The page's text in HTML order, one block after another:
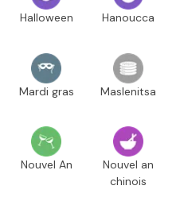
Halloween Hanoucca
Mardi gras Maslenitsa
Nouvel An
Nouvel an
chinois